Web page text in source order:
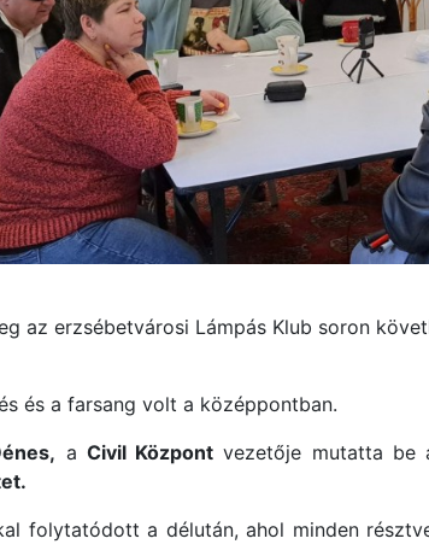
az erzsébetvárosi Lámpás Klub soron
és a farsang volt a középpontban.
a Civil Központ vezetője mutatta be
folytatódott a délután, ahol minden